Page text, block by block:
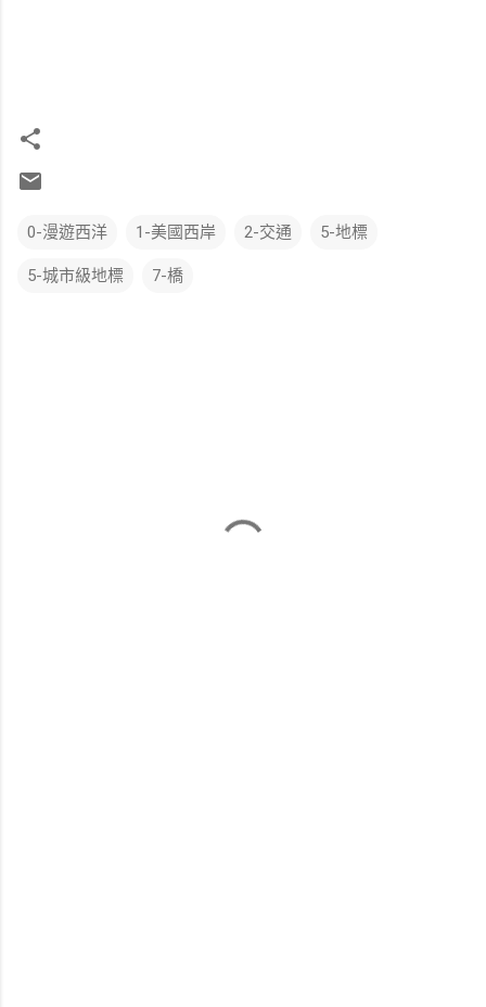
0-漫遊西洋 1-美國西岸 2-交通 5-地標
5-城市級地標 7-橋